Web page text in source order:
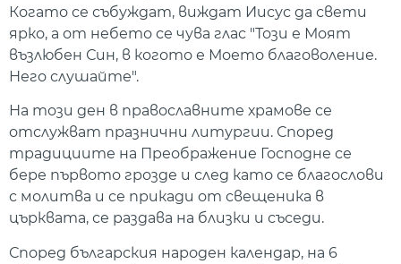
Когато се събуждат, виждат Иисус да свети
ярко, а от небето се чува глас "Този е Моят
възлюбен Син, в когото е Моето благоволение.
Него слушайте".
На този ден в православните храмове се
отслужват празнични литургии. Според
традициите на Преображение Господне се
бере първото грозде и след като се благослови
с молитва и се прикади от свещеника в
църквата, се раздава на близки и съседи.
Според българския народен календар, на 6